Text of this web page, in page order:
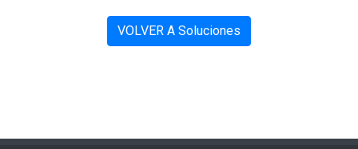
VOLVER A Soluciones